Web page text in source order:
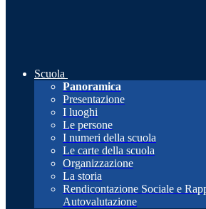
Scuola
Panoramica
Presentazione
I luoghi
Le persone
I numeri della scuola
Le carte della scuola
Organizzazione
La storia
Rendicontazione Sociale e
Autovalutazione